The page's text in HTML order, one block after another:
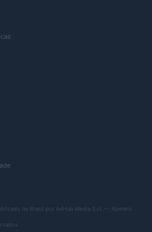
no Brasil por AdHub Media S.r.l. — Número